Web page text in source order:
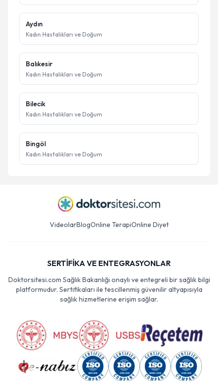
Aydın
Kadın Hastalıkları ve Doğum
Balıkesir
Kadın Hastalıkları ve Doğum
Bilecik
Kadın Hastalıkları ve Doğum
Bingöl
Kadın Hastalıkları ve Doğum
VideolarBlogOnline TerapiOnline Diyet
SERTİFİKA VE ENTEGRASYONLAR
Doktorsitesi.com Sağlık Bakanlığı onaylı ve entegreli bir sağlık bilgi
platformudur. Sertifikaları ile tescillenmiş güvenilir altyapısıyla
sağlık hizmetlerine erişim sağlar.